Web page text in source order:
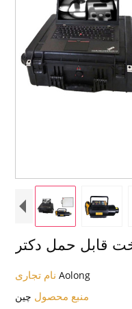
قابل حمل دکتر
نام تجاریAolong
منبع محصول چین